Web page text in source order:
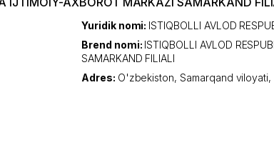
Yuridik nomi: ISTIQBOLLI AVLOD
Brend nomi: ISTIQBOLLI AVLOD
SAMARKAND FILIALI
Adres: O'zbekiston,Samarqand viloyati,